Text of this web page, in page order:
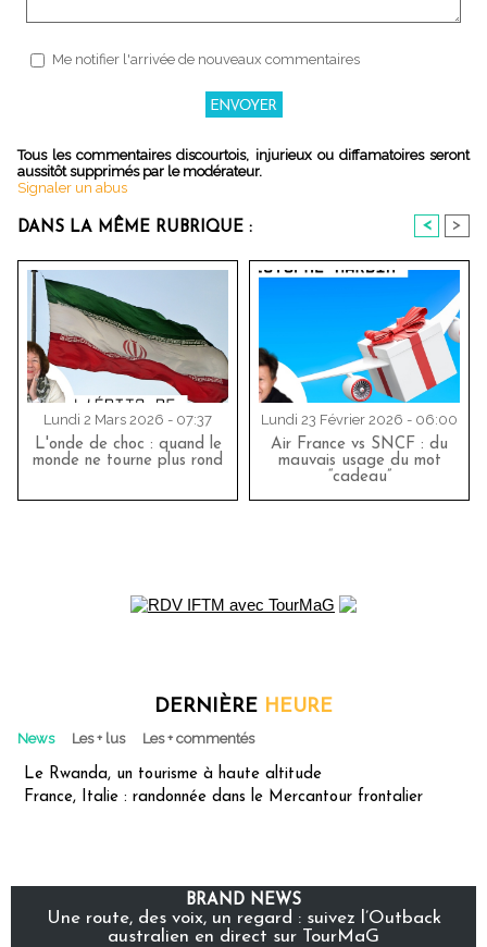
Me notifier l'arrivée de nouveaux commentaires
Tous les commentaires discourtois, injurieux ou diffamatoires seront
aussitôt supprimés par le modérateur.
Signaler un abus
DANS LA MÊME RUBRIQUE : < >
Lundi 2 Mars 2026 - 07:37
L'onde de choc : quand le
monde ne tourne plus rond
Lundi 23 Février 2026 - 06:00
Air France vs SNCF : du
mauvais usage du mot
“cadeau”
DERNIÈRE HEURE
News Les + lus Les + commentés
Le Rwanda, un tourisme à haute altitude
France, Italie : randonnée dans le Mercantour frontalier
BRAND NEWS
Une route, des voix, un regard : suivez l’Outback
australien en direct sur TourMaG